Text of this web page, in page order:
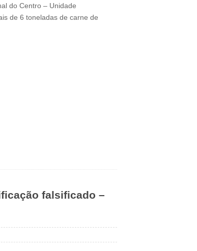
do Centro – Unidade
de 6 toneladas de carne de
falsificado –